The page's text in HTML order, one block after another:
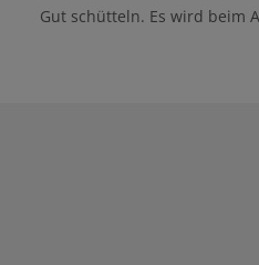
Gut schütteln. Es wird beim